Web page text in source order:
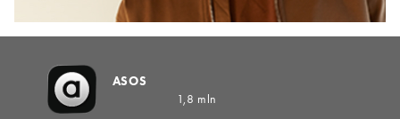
ASOS
1,8 mln